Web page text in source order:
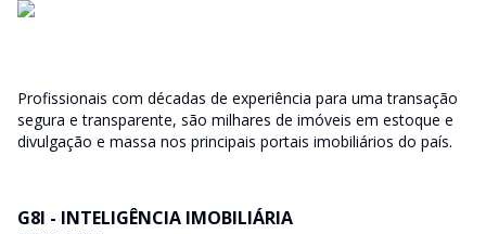
Profissionais com décadas de experiência para uma transação
segura e transparente, são milhares de imóveis em estoque e
divulgação e massa nos principais portais imobiliários do país.
G8I - INTELIGÊNCIA IMOBILIÁRIA